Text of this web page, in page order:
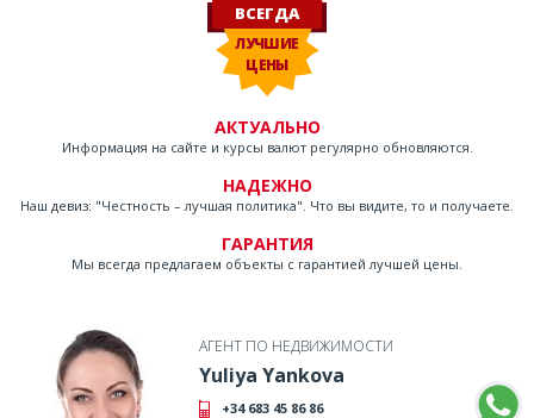
ВСЕГДА
ЛУЧШИЕ
ЦЕНЫ
АКТУАЛЬНО
Информация на сайте и курсы валют регулярно обновляются.
НАДЕЖНО
Наш девиз: "Честность – лучшая политика". Что вы видите, то и получаете.
ГАРАНТИЯ
Мы всегда предлагаем объекты с гарантией лучшей цены.
АГЕНТ ПО НЕДВИЖИМОСТИ
Yuliya Yankova
+34 683 45 86 86